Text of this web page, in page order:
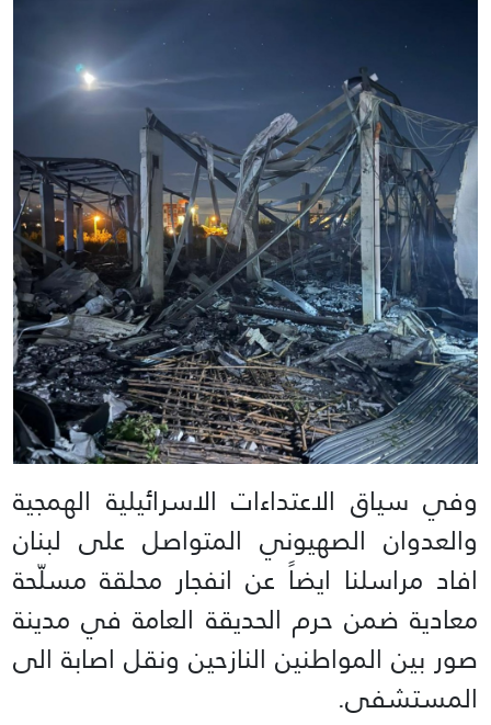
وفي سياق الاعتداءات الاسرائيلية الهمجية
والعدوان الصهيوني المتواصل على لبنان
افاد مراسلنا ايضاً عن انفجار محلقة مسلّحة
معادية ضمن حرم الحديقة العامة في مدينة
صور بين المواطنين النازحين ونقل اصابة الى
المستشفى.